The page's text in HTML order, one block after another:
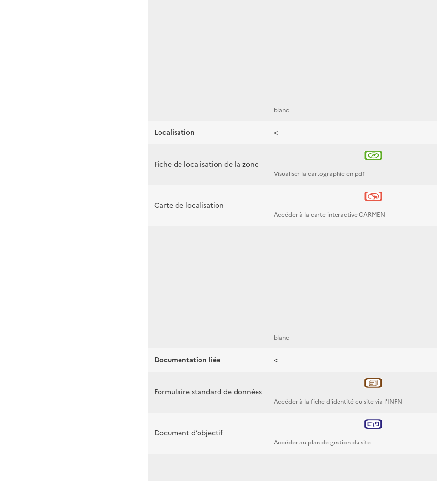
blanc
Localisation <
Fiche de localisation de la zone
Visualiser la cartographie en pdf
Carte de localisation
Accéder à la carte interactive CARMEN
blanc
Documentation liée <
Formulaire standard de données
Accéder à la fiche d'identité du site via l'INPN
Document d’objectif
Accéder au plan de gestion du site